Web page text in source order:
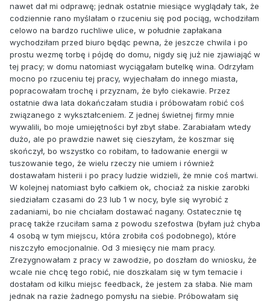
nawet dał mi odprawę; jednak ostatnie miesiące wyglądały tak, że
codziennie rano myślałam o rzuceniu się pod pociąg, wchodziłam
celowo na bardzo ruchliwe ulice, w południe zapłakana
wychodziłam przed biuro będąc pewna, że jeszcze chwila i po
prostu wezmę torbę i pójdę do domu, nigdy się już nie zjawiająć w
tej pracy; w domu natomiast wyciągałam butelkę wina. Odrzyłam
mocno po rzuceniu tej pracy, wyjechałam do innego miasta,
popracowałam trochę i przyznam, że było ciekawie. Przez
ostatnie dwa lata dokańczałam studia i próbowałam robić coś
związanego z wykształceniem. Z jednej świetnej firmy mnie
wywalili, bo moje umiejętności był zbyt słabe. Zarabiałam wtedy
dużo, ale po prawdzie nawet się cieszyłam, że koszmar się
skończył, bo wszystko co robiłam, to ładowanie energii w
tuszowanie tego, że wielu rzeczy nie umiem i również
dostawałam histerii i po pracy ludzie widzieli, że mnie coś martwi.
W kolejnej natomiast było całkiem ok, chociaż za niskie zarobki
siedziałam czasami do 23 lub 1 w nocy, byle się wyrobić z
zadaniami, bo nie chciałam dostawać nagany. Ostatecznie tę
pracę także rzuciłam sama z powodu szefostwa (byłam już chyba
4 osobą w tym miejscu, która zrobiła coś podobnego), które
niszczyło emocjonalnie. Od 3 miesięcy nie mam pracy.
Zrezygnowałam z pracy w zawodzie, po doszłam do wniosku, że
wcale nie chcę tego robić, nie doszkalam się w tym temacie i
dostałam od kilku miejsc feedback, że jestem za słaba. Nie mam
jednak na razie żadnego pomysłu na siebie. Próbowałam się